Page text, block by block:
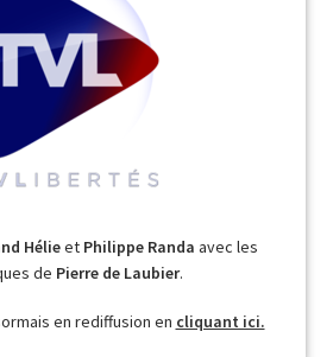
Hélieet Philippe Randa avec les
de Pierre de Laubier.
en rediffusion en cliquant ici.